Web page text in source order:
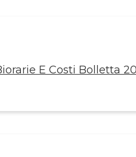
E Costi Bolletta